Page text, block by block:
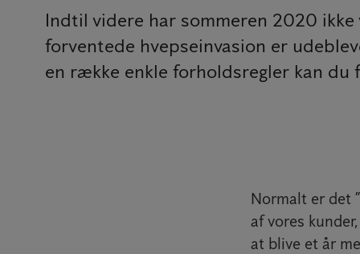
Indtil videre har sommeren 2020
forventede hvepseinvasion er
en række enkle forholdsregler kan
Normalt er det
af vores
at blive et år